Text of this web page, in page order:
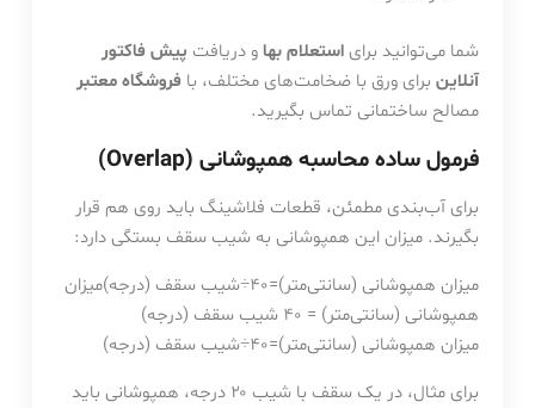
شما می‌توانید برای استعلام بهاو دریافت پیش فاکتور
آنلاینبرای ورق با ضخامت‌های مختلف، با فروشگاه معتبر
مصالح ساختمانی تماس بگیرید.
فرمول ساده محاسبه همپوشانی (Overlap)
برای آب‌بندی مطمئن، قطعات فلاشینگ باید روی هم قرار
بگیرند. میزان این همپوشانی به شیب سقف بستگی دارد:
میزان همپوشانی (سانتی‌متر)=40÷شیب سقف (درجه)میزان
همپوشانی (سانتی‌متر) = 40 شیب سقف (درجه)
میزان همپوشانی (سانتی‌متر)
=
40
÷شیب سقف (درجه)
برای مثال، در یک سقف با شیب ۲۰ درجه، همپوشانی باید